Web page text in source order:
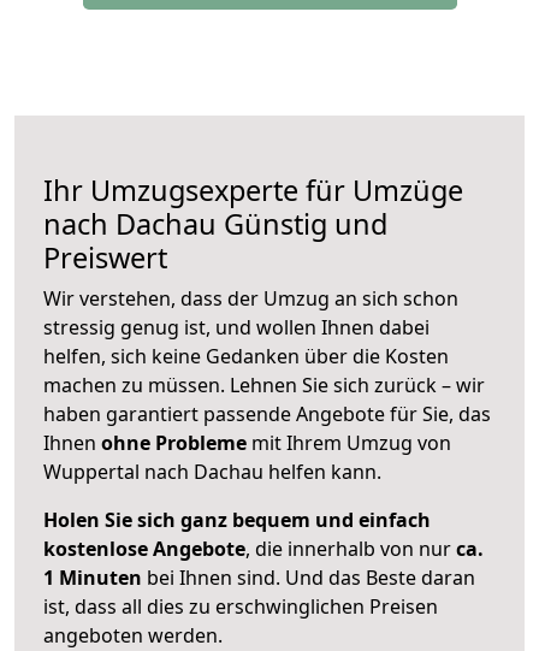
Ihr Umzugsexperte für Umzüge
nach Dachau Günstig und
Preiswert
Wir verstehen, dass der Umzug an sich schon
stressig genug ist, und wollen Ihnen dabei
helfen, sich keine Gedanken über die Kosten
machen zu müssen. Lehnen Sie sich zurück – wir
haben garantiert passende Angebote für Sie, das
Ihnen ohne Probleme mit Ihrem Umzug von
Wuppertal nach Dachau helfen kann.
Holen Sie sich ganz bequem und einfach
kostenlose Angebote, die innerhalb von nurca.
1 Minuten bei Ihnen sind. Und das Beste daran
ist, dass all dies zu erschwinglichen Preisen
angeboten werden.